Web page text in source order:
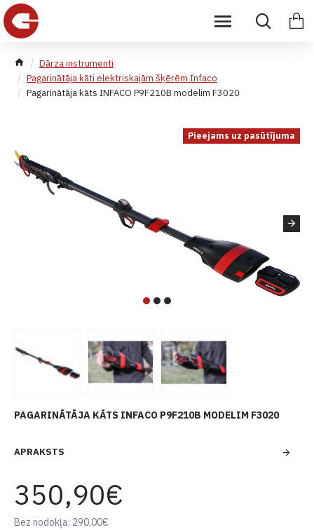
Dārza instrumenti
Pagarinātāja kāti elektriskajām šķērēm Infaco
Pagarinātāja kāts INFACO P9F210B modelim F3020
Pieejams uz pasūtījuma
PAGARINĀTĀJA KĀTS INFACO P9F210B MODELIM F3020
APRAKSTS
350,90€
Bez nodokļa: 290,00€